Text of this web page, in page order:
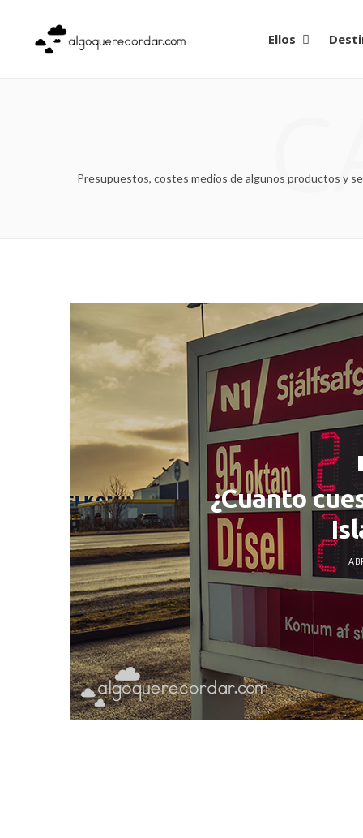
Ellos
Presupuestos, costes medios de algunos productos y
¿Cuanto